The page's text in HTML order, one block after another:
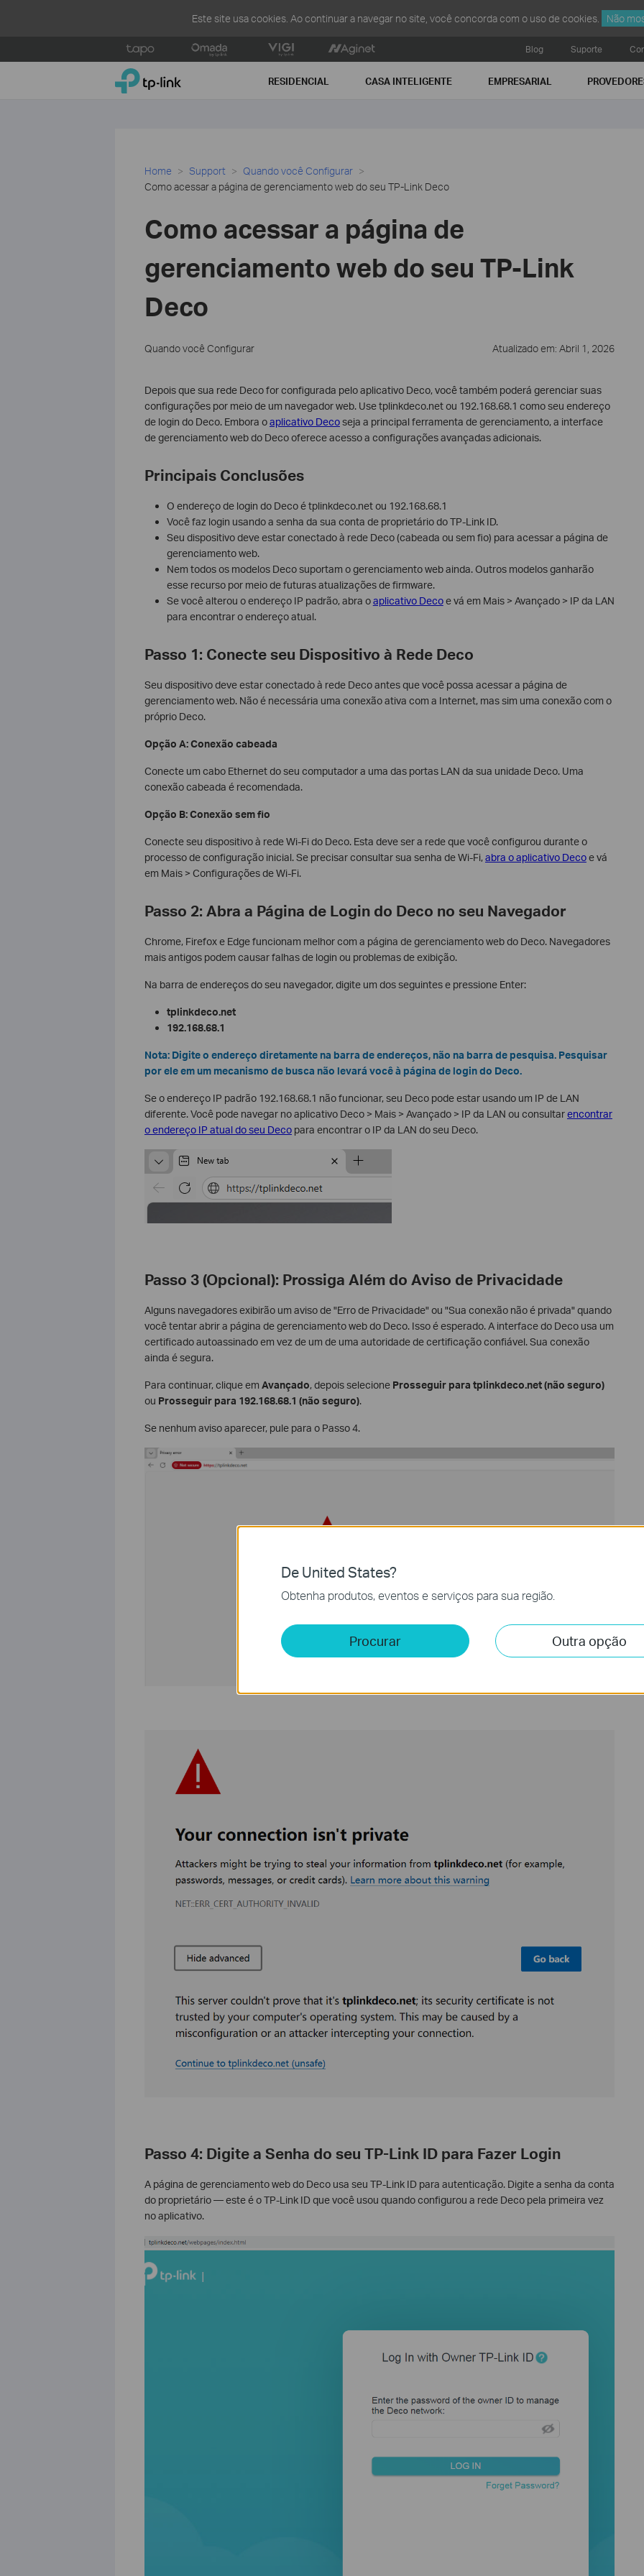
Este site usa cookies. Ao continuar a navegar no site, você concorda com o uso de cookies. Não
to
Blog Suporte
TP-Link, Reliably Smart RESIDENCIAL CASA INTELIGENTE EMPRESARIAL
Home Support
Quando você Configurar
Como acessar a página de gerenciamento web do seu TP-Link Deco
Como acessar a página de
gerenciamento web do seu TP-Link
Deco
Quando você Configurar Atualizado em: Abril 1, 2026
Depois que sua rede Deco for configurada pelo aplicativo Deco, você também poderá gerenciar suas
configurações por meio de um navegador web. Use tplinkdeco.net ou 192.168.68.1 como seu endereço
de login do Deco. Embora oaplicativo Decoseja a principal ferramenta de gerenciamento, a interface
de gerenciamento web do Deco oferece acesso a configurações avançadas adicionais.
Principais Conclusões
O endereço de login do Deco é tplinkdeco.net ou 192.168.68.1
Você faz login usando a senha da sua conta de proprietário do TP-Link ID.
Seu dispositivo deve estar conectado à rede Deco (cabeada ou sem fio) para acessar a página de
gerenciamento web.
Nem todos os modelos Deco suportam o gerenciamento web ainda. Outros modelos ganharão
esse recurso por meio de futuras atualizações de firmware.
Se você alterou o endereço IP padrão, abra oaplicativo Decoe vá em Mais > Avançado > IP da LAN
para encontrar o endereço atual.
Passo 1: Conecte seu Dispositivo à Rede Deco
Seu dispositivo deve estar conectado à rede Deco antes que você possa acessar a página de
gerenciamento web. Não é necessária uma conexão ativa com a Internet, mas sim uma conexão com o
próprio Deco.
Opção A: Conexão cabeada
Conecte um cabo Ethernet do seu computador a uma das portas LAN da sua unidade Deco. Uma
conexão cabeada é recomendada.
Opção B: Conexão sem fio
Conecte seu dispositivo à rede Wi-Fi do Deco. Esta deve ser a rede que você configurou durante o
processo de configuração inicial. Se precisar consultar sua senha de Wi-Fi,abra o aplicativo Decoe vá
em Mais > Configurações de Wi-Fi.
Passo 2: Abra a Página de Login do Deco no seu Navegador
Chrome, Firefox e Edge funcionam melhor com a página de gerenciamento web do Deco. Navegadores
mais antigos podem causar falhas de login ou problemas de exibição.
Na barra de endereços do seu navegador, digite um dos seguintes e pressione Enter:
tplinkdeco.net
192.168.68.1
Nota: Digite o endereço diretamente na barra de endereços, não na barra de pesquisa. Pesquisar
por ele em um mecanismo de busca não levará você à página de login do Deco.
Se o endereço IP padrão 192.168.68.1 não funcionar, seu Deco pode estar usando um IP de LAN
diferente. Você pode navegar no aplicativo Deco > Mais > Avançado > IP da LAN ou consultarencontrar
o endereço IP atual do seu Decopara encontrar o IP da LAN do seu Deco.
Passo 3 (Opcional): Prossiga Além do Aviso de Privacidade
Alguns navegadores exibirão um aviso de "Erro de Privacidade" ou "Sua conexão não é privada" quando
você tentar abrir a página de gerenciamento web do Deco. Isso é esperado. A interface do Deco usa um
certificado autoassinado em vez de um de uma autoridade de certificação confiável. Sua conexão
ainda é segura.
Para continuar, clique em Avançado, depois selecione Prosseguir para tplinkdeco.net (não seguro)
ou Prosseguir para 192.168.68.1 (não seguro).
Se nenhum aviso aparecer, pule para o Passo 4.
Passo 4: Digite a Senha do seu TP-Link ID para Fazer Login
A página de gerenciamento web do Deco usa seu TP-Link ID para autenticação. Digite a senha da conta
do proprietário — este é o TP-Link ID que você usou quando configurou a rede Deco pela primeira vez
no aplicativo.
De United States?
Obtenha produtos, eventos e serviços para sua região.
Procurar Outra opção